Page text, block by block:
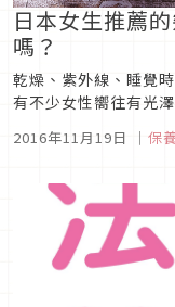
日本女生推薦
嗎？
乾燥、紫外線、睡覺
有不少女性嚮往有光
保持頭髮的光澤感吧！
2016年11月19日 ｜ 保